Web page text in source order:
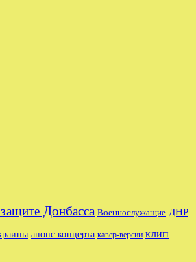
Донбасса Военнослужащие ДНР
анонс концерта кавер-версии клип